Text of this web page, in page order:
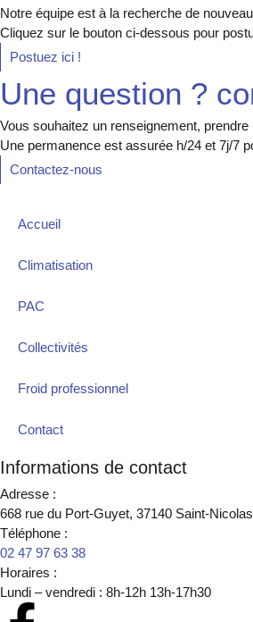
Notre équipe est à la recherche de
Cliquez sur le bouton ci-dessous pour
Postuez ici !
Une question ?
Vous souhaitez un renseignement,
Une permanence est assurée h/24 et 7j/7
Contactez-nous
Accueil
Climatisation
PAC
Collectivités
Froid professionnel
Contact
Informations de contact
Adresse :
668 rue du Port-Guyet, 37140 Saint-
Téléphone :
02 47 97 63 38
Horaires :
Lundi – vendredi : 8h-12h 13h-17h30